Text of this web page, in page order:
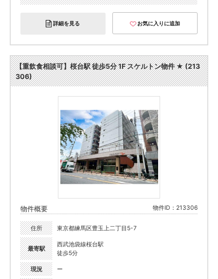
詳細を見る お気に入りに追加
【重飲食相談可】桜台駅 徒歩5分 1F スケルトン物件 ★ (213
306)
物件概要 物件ID：213306
住所 東京都練馬区豊玉上二丁目5-7
最寄駅
西武池袋線桜台駅
徒歩5分
現況 ー